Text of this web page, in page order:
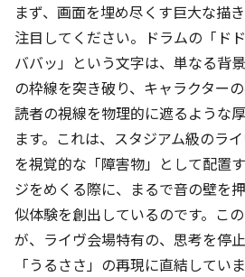
まず、画面を埋め尽くす巨大な描
注目してください。ドラムの「ド
ババッ」という文字は、単なる背
の枠線を突き破り、キャラクター
読者の視線を物理的に遮るような
ます。これは、スタジアム級のラ
を視覚的な「障害物」として配置
ジをめくる際に、まるで音の壁を
似体験を創出しているのです。こ
が、ライヴ会場特有の、思考を停
「うるささ」の再現に直結していま